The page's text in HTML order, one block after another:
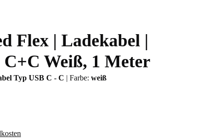
0 von 5 Sternen
Flex | Ladekabel |
Weiß, 1 Meter
Typ USB C - C | Farbe: weiß